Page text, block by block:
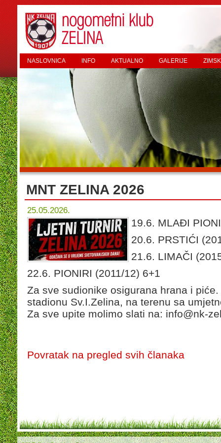
NASLOVNICA INFO AKTUALNO GALERIJE
MNT ZELINA 2026
25.05.2026.
19.6. MLAĐI
20.6. PRSTIĆI
21.6. LIMAČI
22.6. PIONIRI (2011/12) 6+1
Za sve sudionike osigurana hrana i
stadionu Sv.I.Zelina, na terenu sa
Za sve upite molimo slati na: info@nk-
Povratak na pregled svih članaka